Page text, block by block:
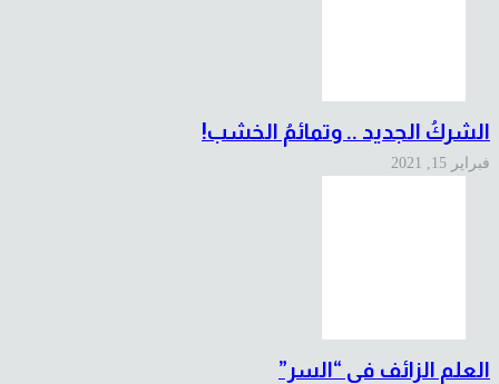
الشركُ الجديد .. وتمائمُ الخشب!
فبراير 15, 2021
العلم الزائف في “السر”